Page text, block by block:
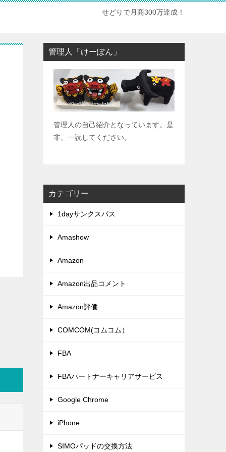
せどりで月商300万達成！
管理人「けーぽん」
管理人の自己紹介となっています。是
非、一読してください。
カテゴリー
1dayサンクスパス
Amashow
Amazon
Amazon出品コメント
Amazon評価
COMCOM(コムコム）
FBA
FBAパートナーキャリアサービス
Google Chrome
iPhone
SIMOパッドの交換方法